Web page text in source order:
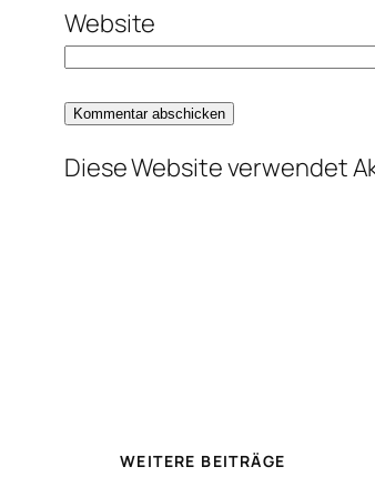
Website
Diese Website verwendet
WEITERE BEITRÄGE